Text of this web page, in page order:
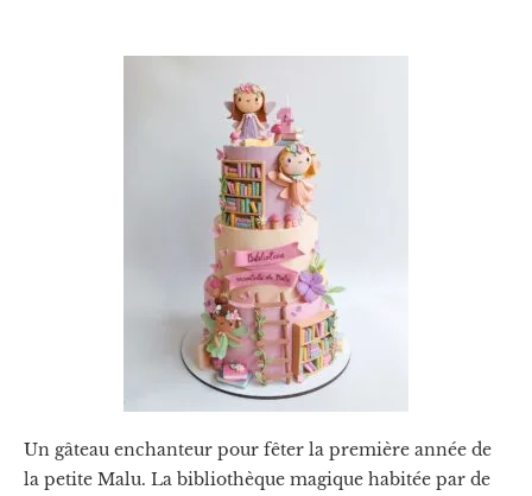
Un gâteau enchanteur pour fêter la première année de
la petite Malu. La bibliothèque magique habitée par de